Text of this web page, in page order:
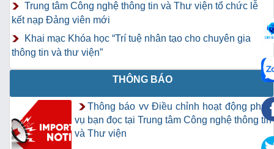
Trung tâm Công nghệ thông tin và Thư viện tổ chức lễ
kết nạp Đảng viên mới
Khai mạc Khóa học “Trí tuệ nhân tạo cho chuyên gia
thông tin và thư viện”
THÔNG BÁO
Thông báo vv Điều chỉnh hoạt động phục
vụ bạn đọc tại Trung tâm Công nghệ thông tin
và Thư viện